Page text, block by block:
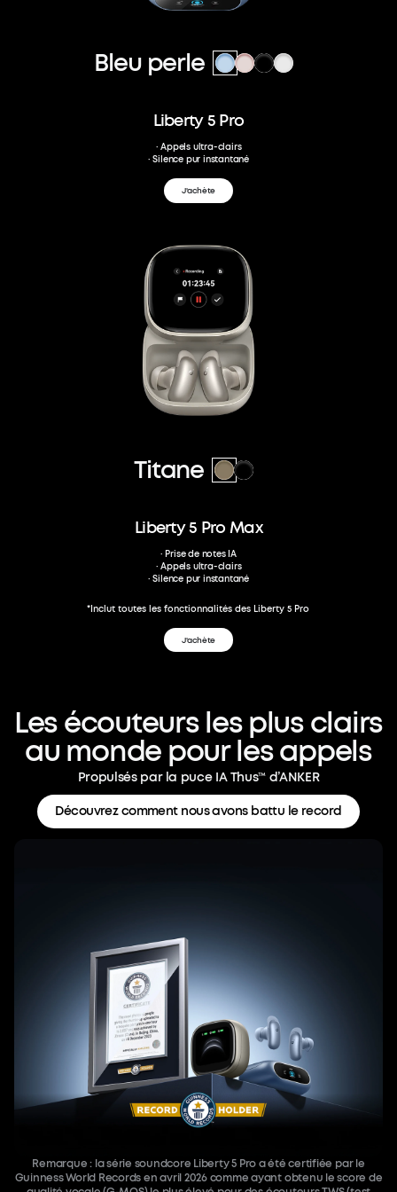
Bleu perle
Liberty 5 Pro
· Appels ultra-clairs
· Silence pur instantané
J'achète
Titane
Liberty 5 Pro Max
· Prise de notes IA
· Appels ultra-clairs
· Silence pur instantané
*Inclut toutes les fonctionnalités des Liberty 5 Pro
J'achète
Lesécouteurs les plusclairs
au monde pourlesappels
Propulsés par la puce IA Thus™ d’ANKER
Découvrez comment nous avons battu le record
Remarque : la série soundcore Liberty 5 Pro a été certifiée par le
Guinness World Records en avril 2026 comme ayant obtenu le score de